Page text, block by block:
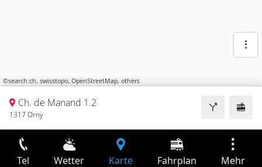
©search.ch, swisstopo, OpenStreetMap, others
Ch. de Manand 1.2
1317 Orny
Tel Wetter Karte Fahrplan Mehr